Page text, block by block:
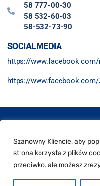
Szanowny Kliencie, aby
strona korzysta z plików
przeciwko, ale możesz
58 777-00-30
58 532-60-03
58-532-73-90
SOCIALMEDIA
https://
https://www.facebook.com/
© Miejski Ośrodek Pomocy